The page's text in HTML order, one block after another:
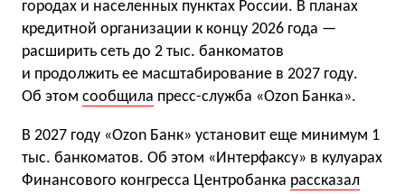
городах и населенных пунктах России. В планах
кредитной организации к концу 2026 года —
расширить сеть до 2 тыс. банкоматов
и продолжить ее масштабирование в 2027 году.
Об этом сообщила пресс-служба «Ozon Банка».
В 2027 году «Ozon Банк» установит еще минимум 1
тыс. банкоматов. Об этом «Интерфаксу» в кулуарах
Финансового конгресса Центробанка рассказал